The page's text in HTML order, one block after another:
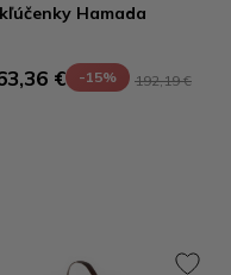
Hamada
€ -15% 192,19 €